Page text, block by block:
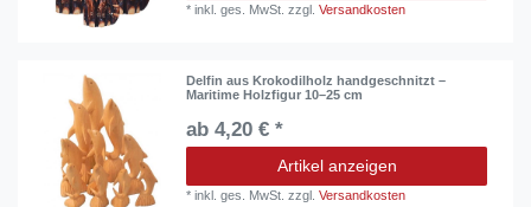
*inkl. ges. MwSt. zzgl.Versandkosten
Delfin aus Krokodilholz handgeschnitzt –
Maritime Holzfigur 10–25 cm
ab 4,20 € *
Artikel anzeigen
*inkl. ges. MwSt. zzgl.Versandkosten